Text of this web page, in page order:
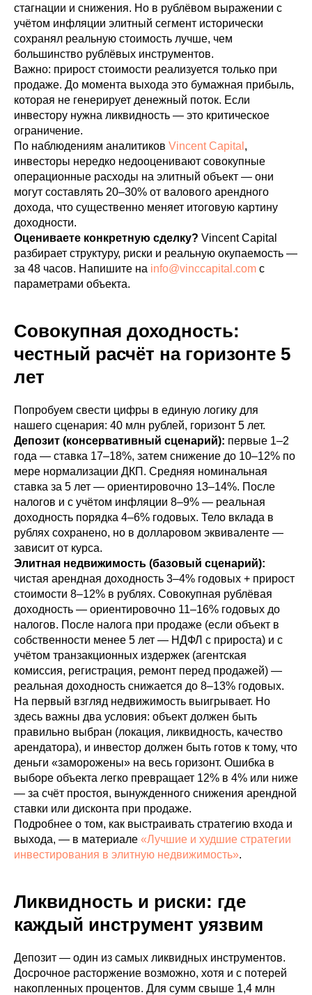
стагнации и снижения. Но в рублёвом выражении с
учётом инфляции элитный сегмент исторически
сохранял реальную стоимость лучше, чем
большинство рублёвых инструментов.
Важно: прирост стоимости реализуется только при
продаже. До момента выхода это бумажная прибыль,
которая не генерирует денежный поток. Если
инвестору нужна ликвидность — это критическое
ограничение.
По наблюдениям аналитиков Vincent Capital ,
инвесторы нередко недооценивают совокупные
операционные расходы на элитный объект — они
могут составлять 20–30% от валового арендного
дохода, что существенно меняет итоговую картину
доходности.
Оцениваете конкретную сделку? Vincent Capital
разбирает структуру, риски и реальную окупаемость —
за 48 часов. Напишите на info@vinccapital.com с
параметрами объекта.
Совокупная доходность:
честный расчёт на горизонте 5
лет
Попробуем свести цифры в единую логику для
нашего сценария: 40 млн рублей, горизонт 5 лет.
Депозит (консервативный сценарий): первые 1–2
года — ставка 17–18%, затем снижение до 10–12% по
мере нормализации ДКП. Средняя номинальная
ставка за 5 лет — ориентировочно 13–14%. После
налогов и с учётом инфляции 8–9% — реальная
доходность порядка 4–6% годовых. Тело вклада в
рублях сохранено, но в долларовом эквиваленте —
зависит от курса.
Элитная недвижимость (базовый сценарий):
чистая арендная доходность 3–4% годовых + прирост
стоимости 8–12% в рублях. Совокупная рублёвая
доходность — ориентировочно 11–16% годовых до
налогов. После налога при продаже (если объект в
собственности менее 5 лет — НДФЛ с прироста) и с
учётом транзакционных издержек (агентская
комиссия, регистрация, ремонт перед продажей) —
реальная доходность снижается до 8–13% годовых.
На первый взгляд недвижимость выигрывает. Но
здесь важны два условия: объект должен быть
правильно выбран (локация, ликвидность, качество
арендатора), и инвестор должен быть готов к тому, что
деньги «заморожены» на весь горизонт. Ошибка в
выборе объекта легко превращает 12% в 4% или ниже
— за счёт простоя, вынужденного снижения арендной
ставки или дисконта при продаже.
Подробнее о том, как выстраивать стратегию входа и
выхода, — в материале «Лучшие и худшие стратегии
инвестирования в элитную недвижимость».
Ликвидность и риски: где
каждый инструмент уязвим
Депозит — один из самых ликвидных инструментов.
Досрочное расторжение возможно, хотя и с потерей
накопленных процентов. Для сумм свыше 1,4 млн